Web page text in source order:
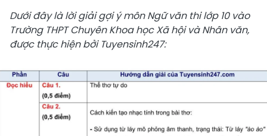
Dưới đây là lời giải gợi ý môn Ngữ văn thi lớp 10 vào
Trường THPT Chuyên Khoa học Xã hội và Nhân văn,
được thực hiện bởi Tuyensinh247: